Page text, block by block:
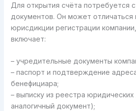
Для открытия счёта потребуется
документов. Он может отличаться
юрисдикции регистрации
включает:
– учредительные документы
– паспорт и подтверждение
бенефициара;
– выписку из реестра юридических
аналогичный документ);